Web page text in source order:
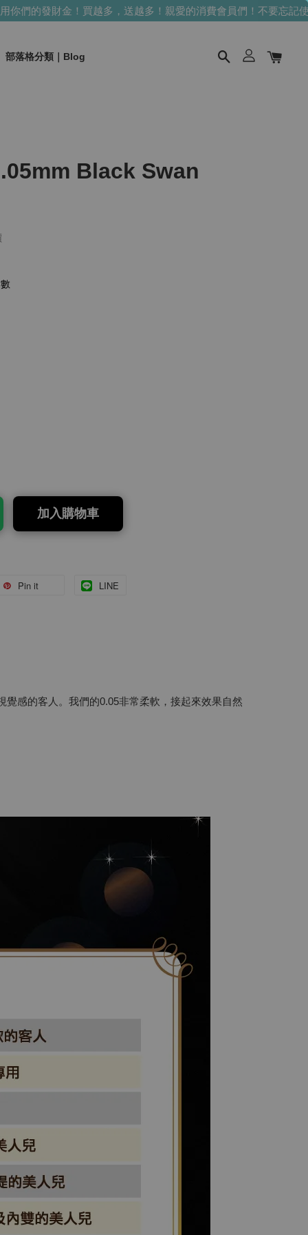
發財金！買越多，送越多！親愛的消費會員們！不要忘記使用你
部落格分類｜Blog
Black Swan
加入購物車
Pin it LINE
感的客人。我們的0.05非常柔軟，接起來效果自然